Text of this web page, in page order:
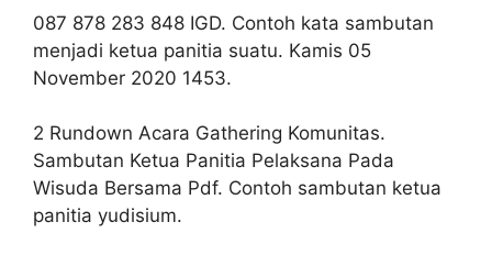
087 878 283 848 IGD. Contoh kata sambutan
menjadi ketua panitia suatu. Kamis 05
November 2020 1453.
2 Rundown Acara Gathering Komunitas.
Sambutan Ketua Panitia Pelaksana Pada
Wisuda Bersama Pdf. Contoh sambutan ketua
panitia yudisium.